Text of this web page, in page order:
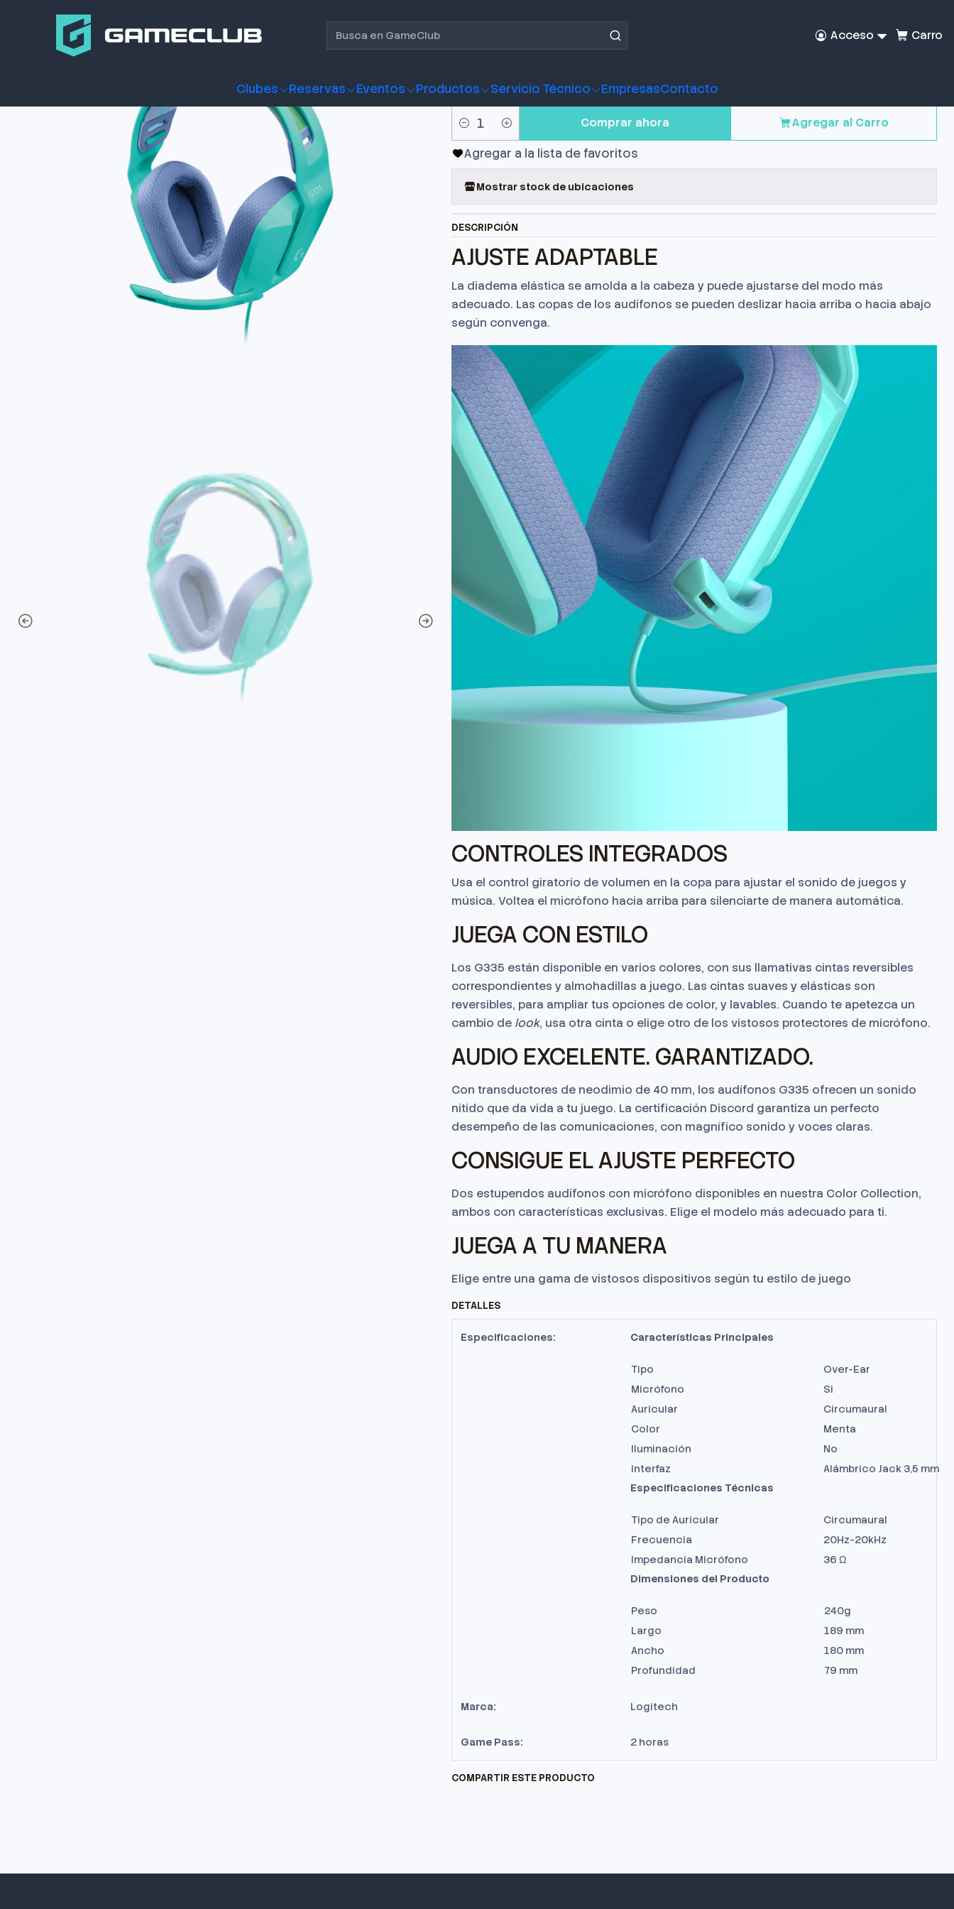
Acceso Carro
Clubes Reservas Eventos Productos Servicio Técnico EmpresasContacto
Productos
Audífono Gamer Logitech G335
Menta
Cantidad
Agregar al Carro
Comprar ahora
Agregar a la lista de favoritos
Mostrar stock de ubicaciones
DESCRIPCIÓN
AJUSTE ADAPTABLE
La diadema elástica se amolda a la cabeza y puede ajustarse del modo más
adecuado. Las copas de los audífonos se pueden deslizar hacia arriba o hacia abajo
según convenga.
CONTROLES INTEGRADOS
Usa el control giratorio de volumen en la copa para ajustar el sonido de juegos y
música. Voltea el micrófono hacia arriba para silenciarte de manera automática.
JUEGA CON ESTILO
Los G335 están disponible en varios colores, con sus llamativas cintas reversibles
correspondientes y almohadillas a juego. Las cintas suaves y elásticas son
reversibles, para ampliar tus opciones de color, y lavables. Cuando te apetezca un
cambio de look, usa otra cinta o elige otro de los vistosos protectores de micrófono.
AUDIO EXCELENTE. GARANTIZADO.
Con transductores de neodimio de 40 mm, los audífonos G335 ofrecen un sonido
nítido que da vida a tu juego. La certificación Discord garantiza un perfecto
desempeño de las comunicaciones, con magnífico sonido y voces claras.
CONSIGUE EL AJUSTE PERFECTO
Dos estupendos audífonos con micrófono disponibles en nuestra Color Collection,
ambos con características exclusivas. Elige el modelo más adecuado para ti.
JUEGA A TU MANERA
Elige entre una gama de vistosos dispositivos según tu estilo de juego
DETALLES
Especificaciones: Características Principales
Tipo
Over-Ear
Micrófono
Si
Auricular
Circumaural
Color
Menta
Iluminación
No
Interfaz
Alámbrico Jack 3,5 mm
Especificaciones Técnicas
Tipo de Auricular
Circumaural
Frecuencia
20Hz-20kHz
Impedancia Micrófono
36 Ω
Dimensiones del Producto
Peso
240g
Largo
189 mm
Ancho
180 mm
Profundidad
79 mm
Marca: Logitech
Game Pass: 2 horas
COMPARTIR ESTE PRODUCTO